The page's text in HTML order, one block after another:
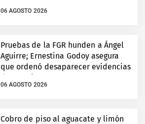
06 AGOSTO 2026
Pruebas de la FGR hunden a Ángel
Aguirre; Ernestina Godoy asegura
que ordenó desaparecer evidencias
de Ayotzinapa
06 AGOSTO 2026
Cobro de piso al aguacate y limón